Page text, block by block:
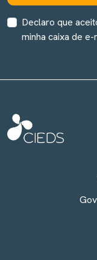
Declaro que
minha caixa de e-